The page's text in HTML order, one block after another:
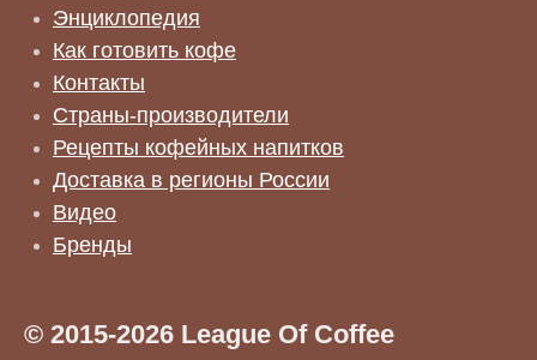
Энциклопедия
Как готовить кофе
Контакты
Страны-производители
Рецепты кофейных напитков
Доставка в регионы России
Видео
Бренды
© 2015-2026 League Of Coffee